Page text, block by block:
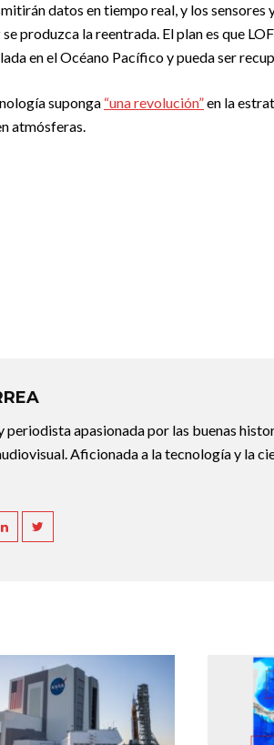
datos en tiempo real, y los sensores
produzca la reentrada. El plan es que
en el Océano Pacífico y pueda ser
suponga “una revolución”en la
atmósferas.
periodista apasionada por las buenas
Aficionada a la tecnología y la